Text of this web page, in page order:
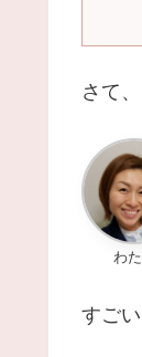
さて
わ
すご